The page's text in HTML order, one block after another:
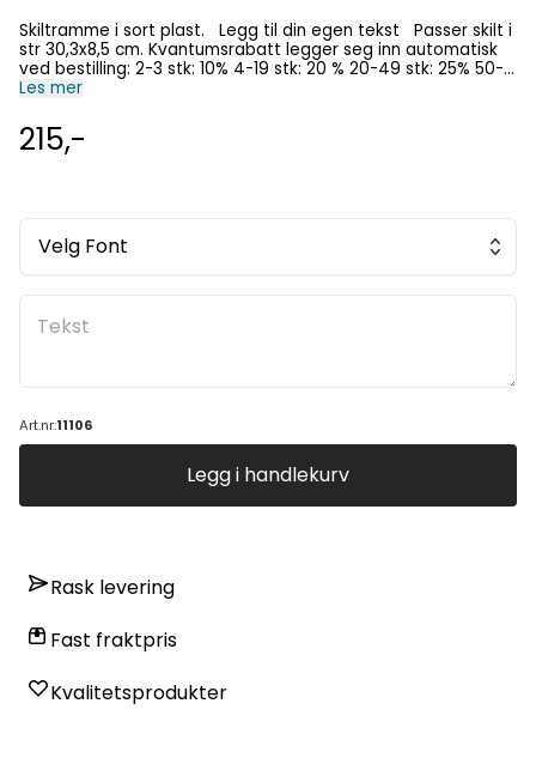
Skiltramme i sort plast. Legg til din egen tekst Passer skilt i
str 30,3x8,5 cm. Kvantumsrabatt legger seg inn automatisk
ved bestilling: 2-3 stk: 10% 4-19 stk: 20 % 20-49 stk: 25% 50-
99 stk: 30% 100 stk eller mer: 40 & Selges pr stk, ikke som
Visningsbildet vil ikke forandre seg etter at tekst er lagt inn.
Vår designer redigerer teksten på skiltrammen på en best
Les mer
215,-
Velg Font
Art.nr:11106
Legg i handlekurv
Rask levering
Fast fraktpris
Kvalitetsprodukter